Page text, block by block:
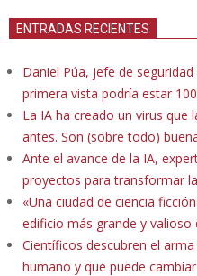
ENTRADAS RECIENTES
Daniel Púa, jefe de
primera vista podría estar
La IA ha creado un virus que
antes. Son (sobre todo)
Ante el avance de la IA,
proyectos para transformar
«Una ciudad de ciencia
edificio más grande y valioso
Científicos descubren el
humano y que puede